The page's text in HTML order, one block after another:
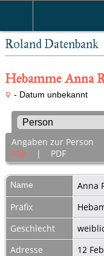
Roland Datenbank
Hebamme Anna
- Datum unbekannt
Angaben zur Person
Alle | PDF
Name Anna
Präfix
Geschlecht
Adresse
12